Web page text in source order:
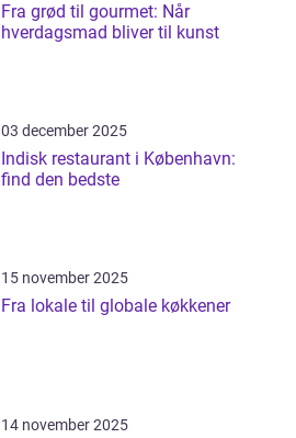
Fra grød til gourmet: Når
hverdagsmad bliver til kunst
03 december 2025
Indisk restaurant i København:
find den bedste
15 november 2025
Fra lokale til globale køkkener
14 november 2025